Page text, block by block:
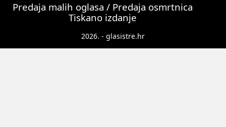
Predaja malih oglasa / Predaja osmrtnica
Tiskano izdanje
2026. - glasistre.hr